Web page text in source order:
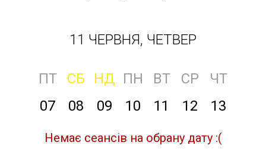
11 ЧЕРВНЯ, ЧЕТВЕР
ПТ СБ НД ПН ВТ СР
ЧТ
07
08 09 10 11 12 13
Немає сеансів на обрану дату :(